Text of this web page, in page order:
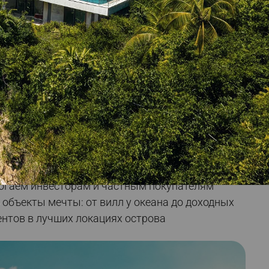
Botanica Chalong Bay
Элитный жилой комплекс,
расположенный в районе
Чалонг
от1 199 879 $
агентство 2R Real Estate,
на продаже, покупке и аренде
на Пхукете более 5 лет. С 2022
инвесторам и частным покупателям
объекты мечты: от вилл у океана до доходных
в лучших локациях острова